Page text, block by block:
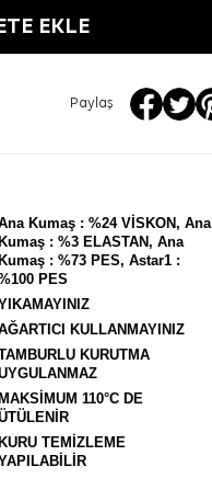
EKLE
Paylaş
Kumaş : %24 VİSKON, Ana
Kumaş : %3 ELASTAN, Ana
Kumaş : %73 PES, Astar1 :
PES
KULLANMAYINIZ
KURUTMA
MAKSİMUM 110°C DE
KURU TEMİZLEME